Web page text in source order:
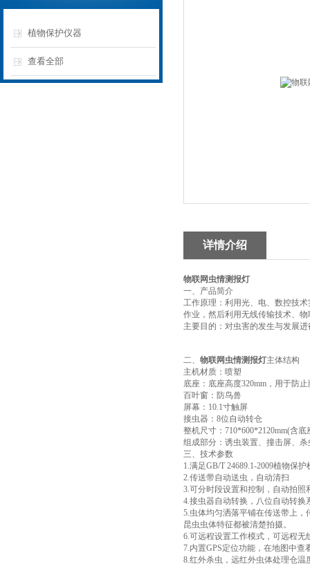
植物保护仪器
查看全部
详情介绍
物联网虫情测报灯
一、产品简介
工作原理：利用光、电、数控技
作业，然后利用无线传输技术、
主要目的：对虫害的发生与发展
二、 物联网虫情测报灯主体结构
主机材质：喷塑
底座：底座高度320mm，用于防
百叶窗：防鸟兽
屏幕：10.1寸触屏
接虫器：8位自动转仓
整机尺寸：710*600*2120mm(含底
组成部分：诱虫装置、撞击屏、
三、技术参数
1.满足GB/T 24689.1-2009植物保
2.传送带自动送虫，自动清扫
3.可分时段设置和控制，自动拍照
4.接虫器自动转换，八位自动转
5.虫体均匀洒落平铺在传送带上
昆虫虫体特征都被清楚拍摄。
6.可远程设置工作模式，可远程
7.内置GPS定位功能，在地图中
8.红外杀虫，远红外虫体处理仓